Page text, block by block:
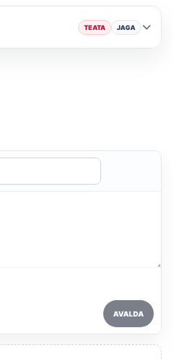
TEATA JAGA
AVALDA